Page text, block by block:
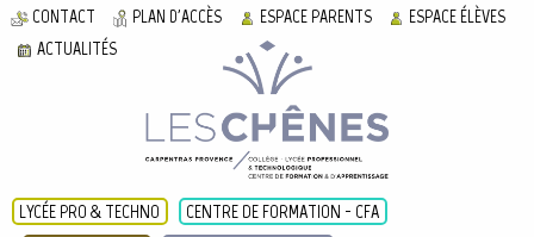
LYCÉE PRO & TECHNO
CENTRE DE FORMATION - CFA
CONTACT PLAN D'ACCÈS ESPACE PARENTS
ESPACE ÉLÈVES
ACTUALITÉS